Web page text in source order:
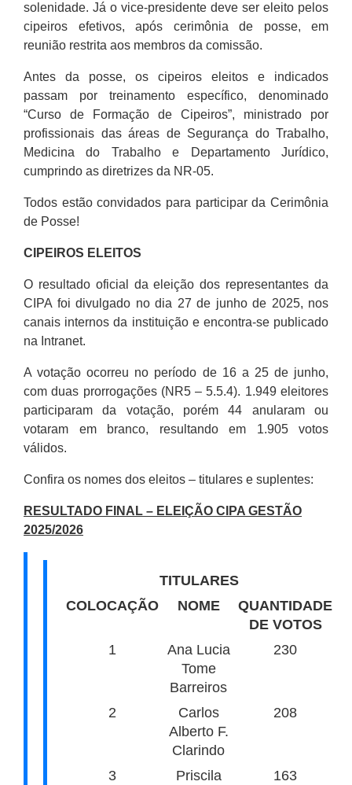
solenidade. Já o vice-presidente deve ser eleito pelos
cipeiros efetivos, após cerimônia de posse, em
reunião restrita aos membros da comissão.
Antes da posse, os cipeiros eleitos e indicados
passam por treinamento específico, denominado
“Curso de Formação de Cipeiros”, ministrado por
profissionais das áreas de Segurança do Trabalho,
Medicina do Trabalho e Departamento Jurídico,
cumprindo as diretrizes da NR-05.
Todos estão convidados para participar da Cerimônia
de Posse!
CIPEIROS ELEITOS
O resultado oficial da eleição dos representantes da
CIPA foi divulgado no dia 27 de junho de 2025, nos
canais internos da instituição e encontra-se publicado
na Intranet.
A votação ocorreu no período de 16 a 25 de junho,
com duas prorrogações (NR5 – 5.5.4). 1.949 eleitores
participaram da votação, porém 44 anularam ou
votaram em branco, resultando em 1.905 votos
válidos.
Confira os nomes dos eleitos – titulares e suplentes:
RESULTADO FINAL – ELEIÇÃO CIPA GESTÃO
2025/2026
TITULARES
COLOCAÇÃO
NOME
QUANTIDADE
DE VOTOS
1
Ana Lucia
Tome
Barreiros
230
2
Carlos
Alberto F.
Clarindo
208
3
Priscila
163